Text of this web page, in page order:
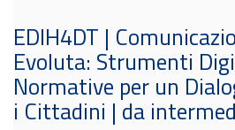
EDIH4DT |
Evoluta: Strumenti
Normative per un
i Cittadini | da